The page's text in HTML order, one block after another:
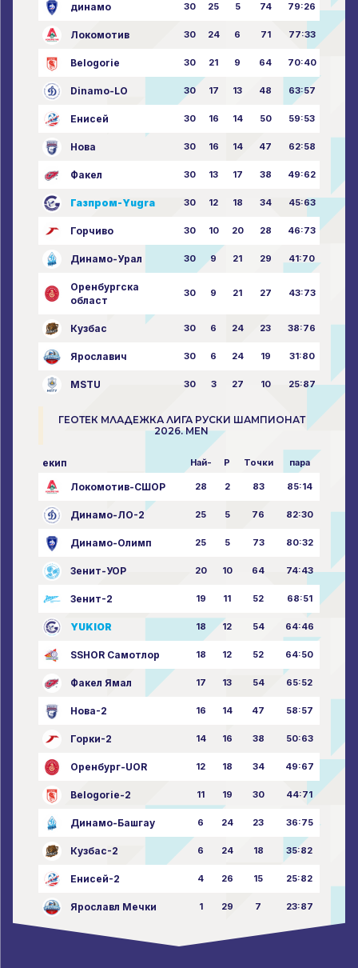
динамо 30 25 5 74 79:26
Локомотив 30 24 6 71 77:33
Belogorie 30 21 9 64 70:40
Dinamo-LO 30 17 13 48 63:57
Енисей 30 16 14 50 59:53
Нова 30 16 14 47 62:58
Факел 30 13 17 38 49:62
Газпром-Yugra 30 12 18 34 45:63
Горчиво 30 10 20 28 46:73
Динамо-Урал 30 9 21 29 41:70
Оренбургска
област
30 9 21 27 43:73
Кузбас 30 6 24 23 38:76
Ярославич 30 6 24 19 31:80
MSTU 30 3 27 10 25:87
ГЕОТЕК МЛАДЕЖКА ЛИГА РУСКИ ШАМПИОНАТ
2026. MEN
екип Най- P Точки пара
Локомотив-СШОР 28 2 83 85:14
Динамо-ЛО-2 25 5 76 82:30
Динамо-Олимп 25 5 73 80:32
Зенит-УОР 20 10 64 74:43
Зенит-2 19 11 52 68:51
YUKIOR 18 12 54 64:46
SSHOR Самотлор 18 12 52 64:50
Факел Ямал 17 13 54 65:52
Нова-2 16 14 47 58:57
Горки-2 14 16 38 50:63
Оренбург-UOR 12 18 34 49:67
Belogorie-2 11 19 30 44:71
Динамо-Башгау 6 24 23 36:75
Кузбас-2 6 24 18 35:82
Енисей-2 4 26 15 25:82
Ярославл Мечки 1 29 7 23:87